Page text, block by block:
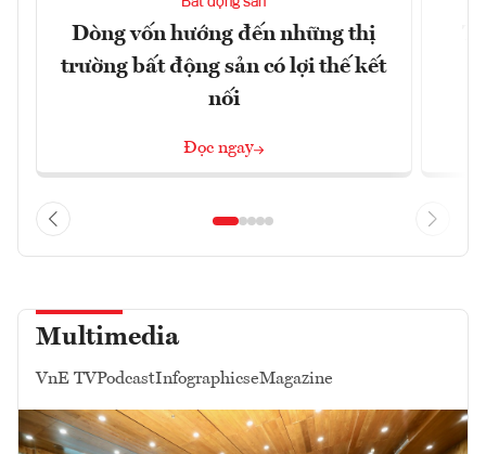
Dòng vốn hướng đến những thị
trường bất động sản có lợi thế kết
nối
Đọc ngay
Multimedia
VnE TVPodcastInfographicseMagazine